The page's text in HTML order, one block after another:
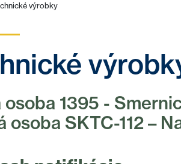
výrobky
1395 -
osoba SKTC-112 –